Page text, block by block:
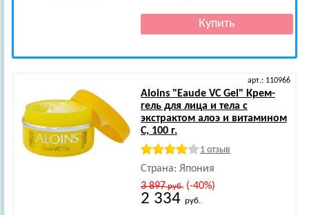
арт.: 110966
Aloins"Eaude VC Gel" Крем-
гель для лица и тела с
экстрактом алоэ и витамином
С, 100 г.
1 отзыв
Страна: Япония
3 897руб.(-40%)
2 334 руб.